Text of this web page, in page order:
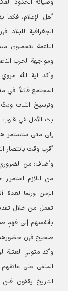
وصيانة الحدود
أهل الإعلام، فكما
الجغرافية للبلاد
الناعمة يتحملون
ومواجهة الحرب
وأكد آية الله
المجتمع قائلاً: في
وترسيخ الثبات
بث الأمل في قلوب
إلى متى ستستمر
أقرب وقت بانتصار
وأضاف: من
من اللازم
الزمن وربما لعدة
تعمل من خلال
بأنفسهم إلى فهمٍ
صحيح فإن حضورهم
وأكد متولي العتبة
الملقى على
التاريخ يقفون